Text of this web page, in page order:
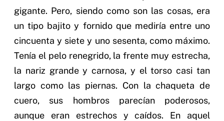
gigante. Pero, siendo como son las cosas, era
un tipo bajito y fornido que mediría entre uno
cincuenta y siete y uno sesenta, como máximo.
Tenía el pelo renegrido, la frente muy estrecha,
la nariz grande y carnosa, y el torso casi tan
largo como las piernas. Con la chaqueta de
cuero, sus hombros parecían poderosos,
aunque eran estrechos y caídos. En aquel